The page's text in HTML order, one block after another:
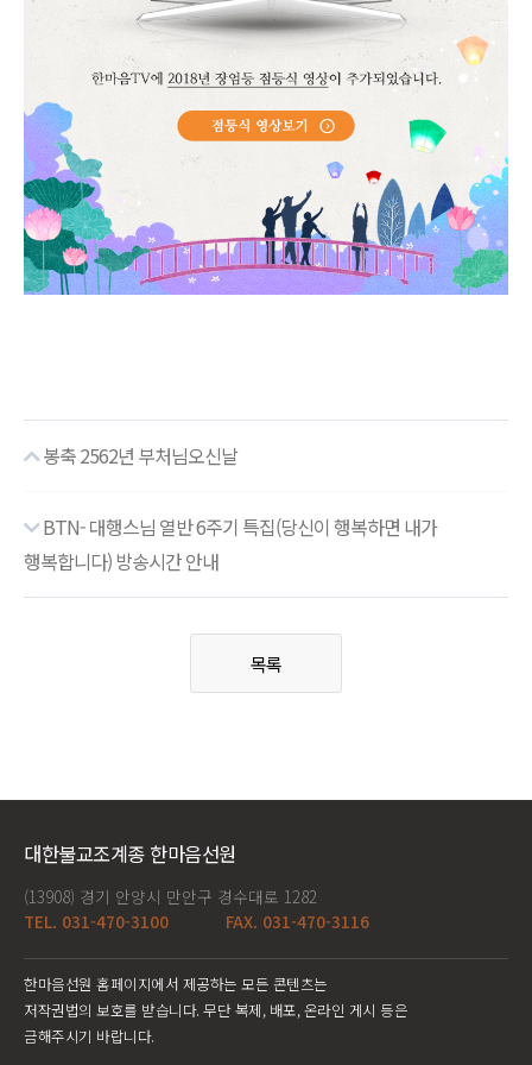
봉축 2562년 부처님오신날
BTN- 대행스님 열반 6주기 특집(당신이 행복하면 내가
행복합니다) 방송시간 안내
목록
대한불교조계종 한마음선원
(13908) 경기 안양시 만안구 경수대로 1282
TEL. 031-470-3100
FAX. 031-470-3116
한마음선원 홈페이지에서 제공하는 모든 콘텐츠는
저작권법의 보호를 받습니다. 무단 복제, 배포, 온라인 게시 등은
금해주시기 바랍니다.